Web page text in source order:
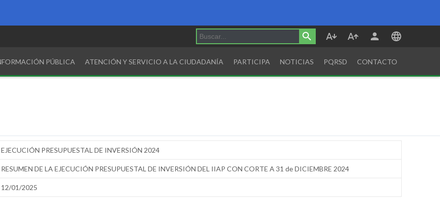
PÚBLICA ATENCIÓN Y SERVICIO A LA CIUDADANÍA PARTICIPA NOTICIAS PQRSD CONTACTO
EJECUCIÓN PRESUPUESTAL DE INVERSIÓN 2024
RESUMEN DE LA EJECUCIÓN PRESUPUESTAL DE INVERSIÓN DEL IIAP CON CORTE A 31 de DICIEMBRE 2024
12/01/2025